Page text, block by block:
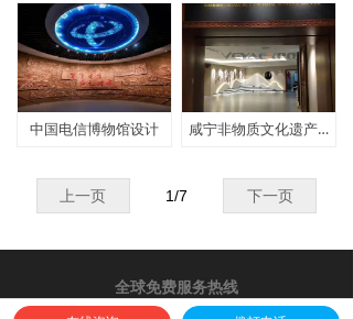
中国电信博物馆设计 咸宁非物质文化遗产馆设计
上一页 下一页
1/7
全球免费服务热线